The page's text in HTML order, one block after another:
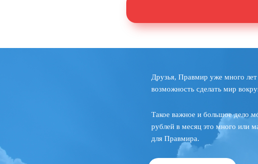
Друзья, Правмир уже много
возможность сделать мир
Такое важное и большое дело
рублей в месяц это много или
для Правмира.